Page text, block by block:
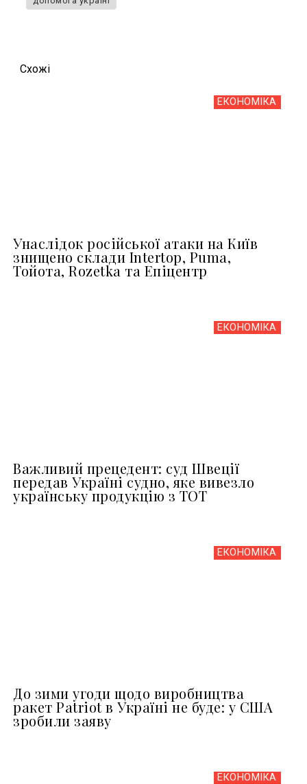
Схожi
ЕКОНОМІКА
Унаслідок російської атаки на Київ
знищено склади Intertop, Puma,
Тойота, Rozetka та Епіцентр
ЕКОНОМІКА
Важливий прецедент: суд Швеції
передав Україні судно, яке вивезло
українську продукцію з ТОТ
ЕКОНОМІКА
До зими угоди щодо виробництва
ракет Patriot в Україні не буде: у США
зробили заяву
ЕКОНОМІКА